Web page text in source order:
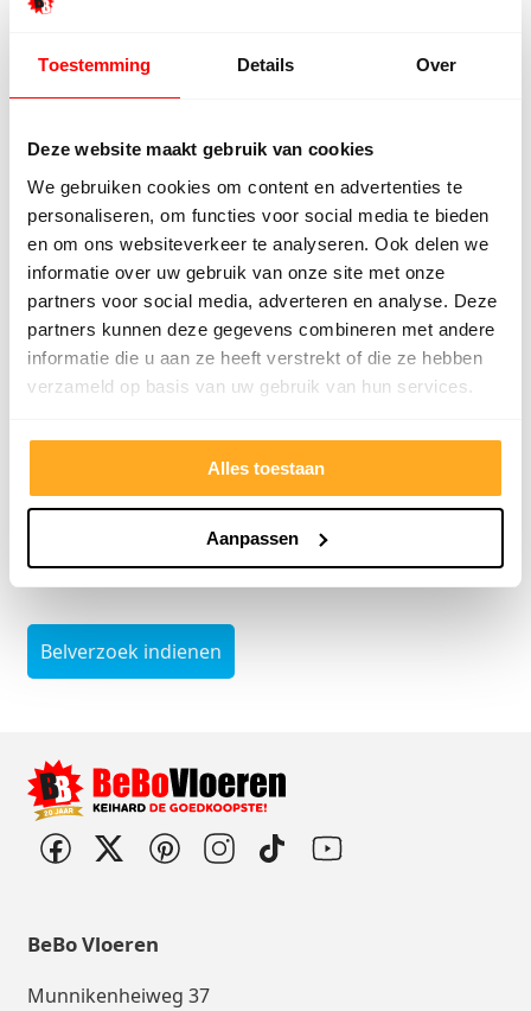
Toestemming Details Over
Deze website maakt gebruik van cookies
We gebruiken cookies om content en advertenties te
personaliseren, om functies voor social media te bieden
en om ons websiteverkeer te analyseren. Ook delen we
informatie over uw gebruik van onze site met onze
partners voor social media, adverteren en analyse. Deze
partners kunnen deze gegevens combineren met andere
informatie die u aan ze heeft verstrekt of die ze hebben
verzameld op basis van uw gebruik van hun services.
Alles toestaan
Aanpassen
Offerte van een concurrent?
Uploaden. Besparen. Klaar.
Offertekiller openen
Gratis advies op maat
Vraag een terugbelverzoek aan en ontvang
persoonlijk advies.
Telefoonnummer*
Belverzoek indienen
BeBo Vloeren
Munnikenheiweg 37